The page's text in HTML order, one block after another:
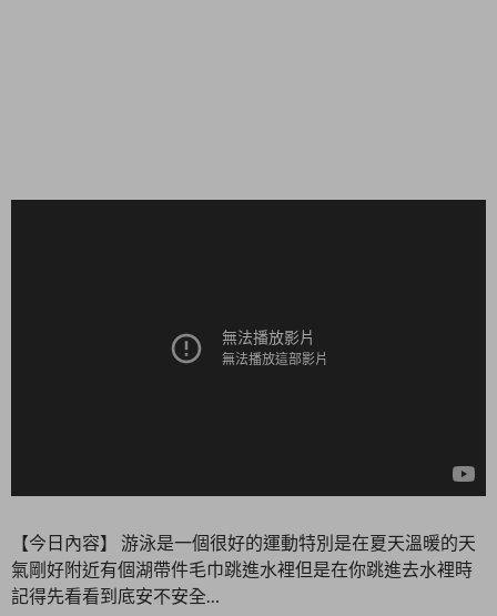
【今日內容】 游泳是一個很好的運動特別是在夏天溫暖的天
氣剛好附近有個湖帶件毛巾跳進水裡但是在你跳進去水裡時
記得先看看到底安不安全…